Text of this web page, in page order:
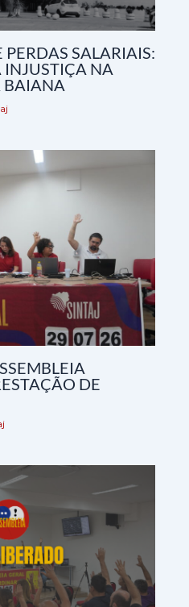
PERDAS SALARIAIS:
INJUSTIÇA NA
BAIANA
DE